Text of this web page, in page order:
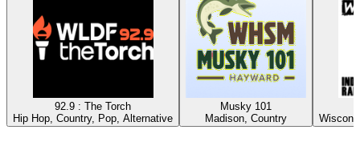
92.9 : The Torch
Hip Hop, Country, Pop, Alternative
Musky 101
Madison, Country